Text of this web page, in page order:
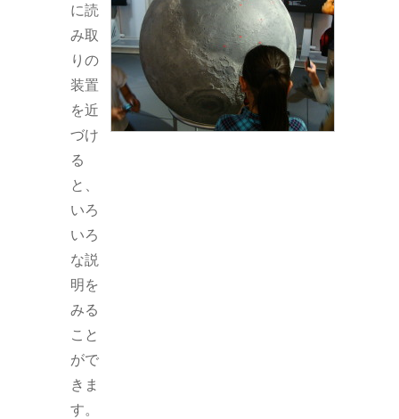
に読
み取
りの
装置
を近
づけ
る
と、
いろ
いろ
な説
明を
みる
こと
がで
きま
す。